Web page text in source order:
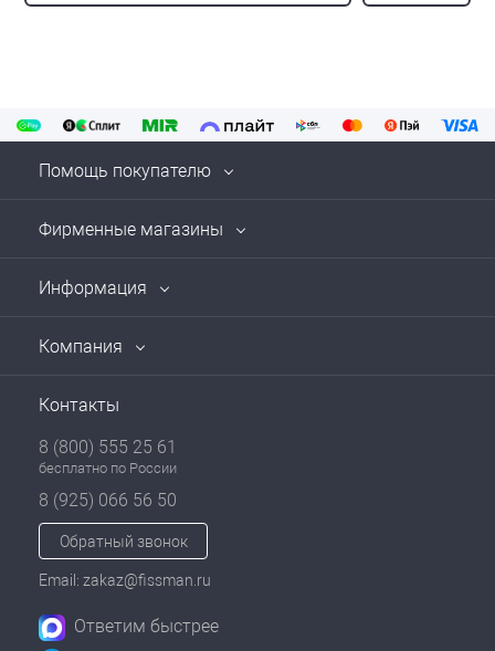
Помощь покупателю
Фирменные магазины
Информация
Компания
Контакты
8 (800) 555 25 61
бесплатно по России
8 (925) 066 56 50
Обратный звонок
Email: zakaz@fissman.ru
Ответим быстрее